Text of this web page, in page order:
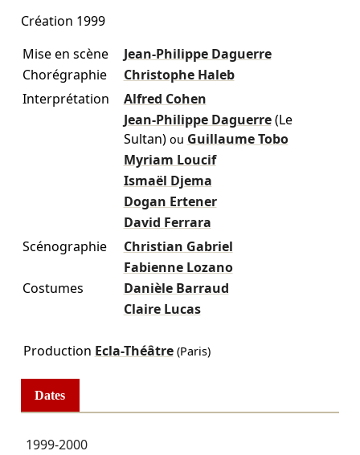
Création 1999
Mise en scène
Jean-Philippe Daguerre
Chorégraphie
Christophe Haleb
Interprétation
Alfred Cohen
Jean-Philippe Daguerre (Le
Sultan) ou Guillaume Tobo
Myriam Loucif
Ismaël Djema
Dogan Ertener
David Ferrara
Scénographie
Christian Gabriel
Fabienne Lozano
Costumes
Danièle Barraud
Claire Lucas
Production Ecla-Théâtre(Paris)
Dates
1999-2000